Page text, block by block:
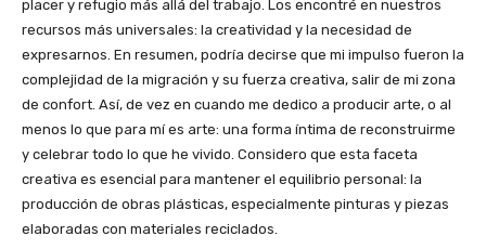
placer y refugio más allá del trabajo. Los encontré en nuestros
recursos más universales: la creatividad y la necesidad de
expresarnos. En resumen, podría decirse que mi impulso fueron la
complejidad de la migración y su fuerza creativa, salir de mi zona
de confort. Así, de vez en cuando me dedico a producir arte, o al
menos lo que para mí es arte: una forma íntima de reconstruirme
y celebrar todo lo que he vivido. Considero que esta faceta
creativa es esencial para mantener el equilibrio personal: la
producción de obras plásticas, especialmente pinturas y piezas
elaboradas con materiales reciclados.